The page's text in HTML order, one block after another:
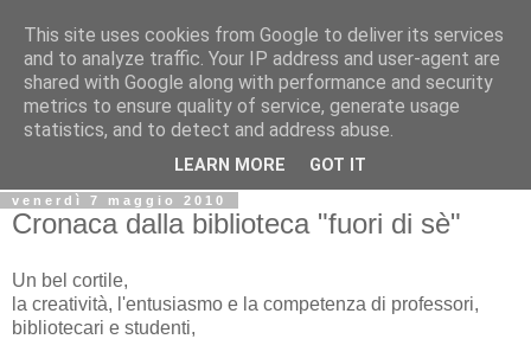
Biblio@rti in
Il Blog della Biblioteca di Area delle arti per condividere
informazioni iniziative incontri
venerdì 7 maggio 2010
Cronaca dalla biblioteca "fuori di sè"
Un bel cortile,
la creatività, l'entusiasmo e la competenza di professori,
bibliotecari e studenti,
This site uses cookies from Google to deliver its services
and to analyze traffic. Your IP address and user-agent are
shared with Google along with performance and security
metrics to ensure quality of service, generate usage
statistics, and to detect and address abuse.
LEARN MORE GOT IT